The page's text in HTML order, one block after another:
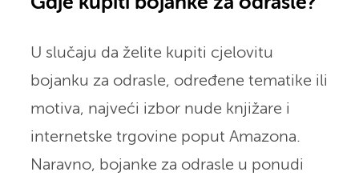
U slučaju da želite kupiti cjelovitu
bojanku za odrasle, određene tematike ili
motiva, najveći izbor nude knjižare i
internetske trgovine poput Amazona.
Naravno, bojanke za odrasle u ponudi